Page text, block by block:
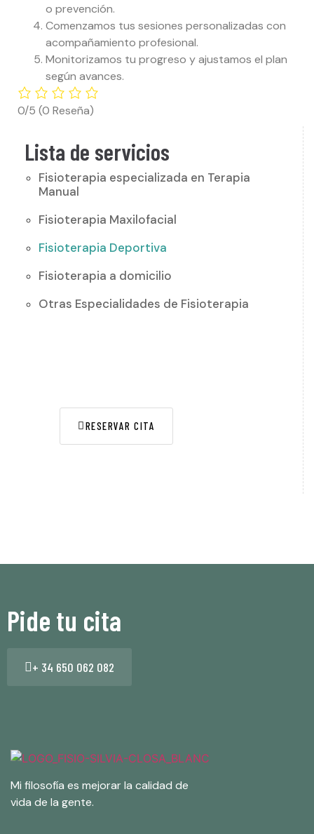
Lista de servicios
Fisioterapia especializada en Terapia
Manual
Fisioterapia Maxilofacial
Fisioterapia Deportiva
Fisioterapia a domicilio
Otras Especialidades de Fisioterapia
RESERVAR CITA
o prevención.
Comenzamos tus sesiones personalizadas con
acompañamiento profesional.
Monitorizamos tu progreso y ajustamos el plan
según avances.
0/5 (0 Reseña)
Pide tu cita
+ 34 650 062 082
Mi filosofía es mejorar la calidad de
vida de la gente.